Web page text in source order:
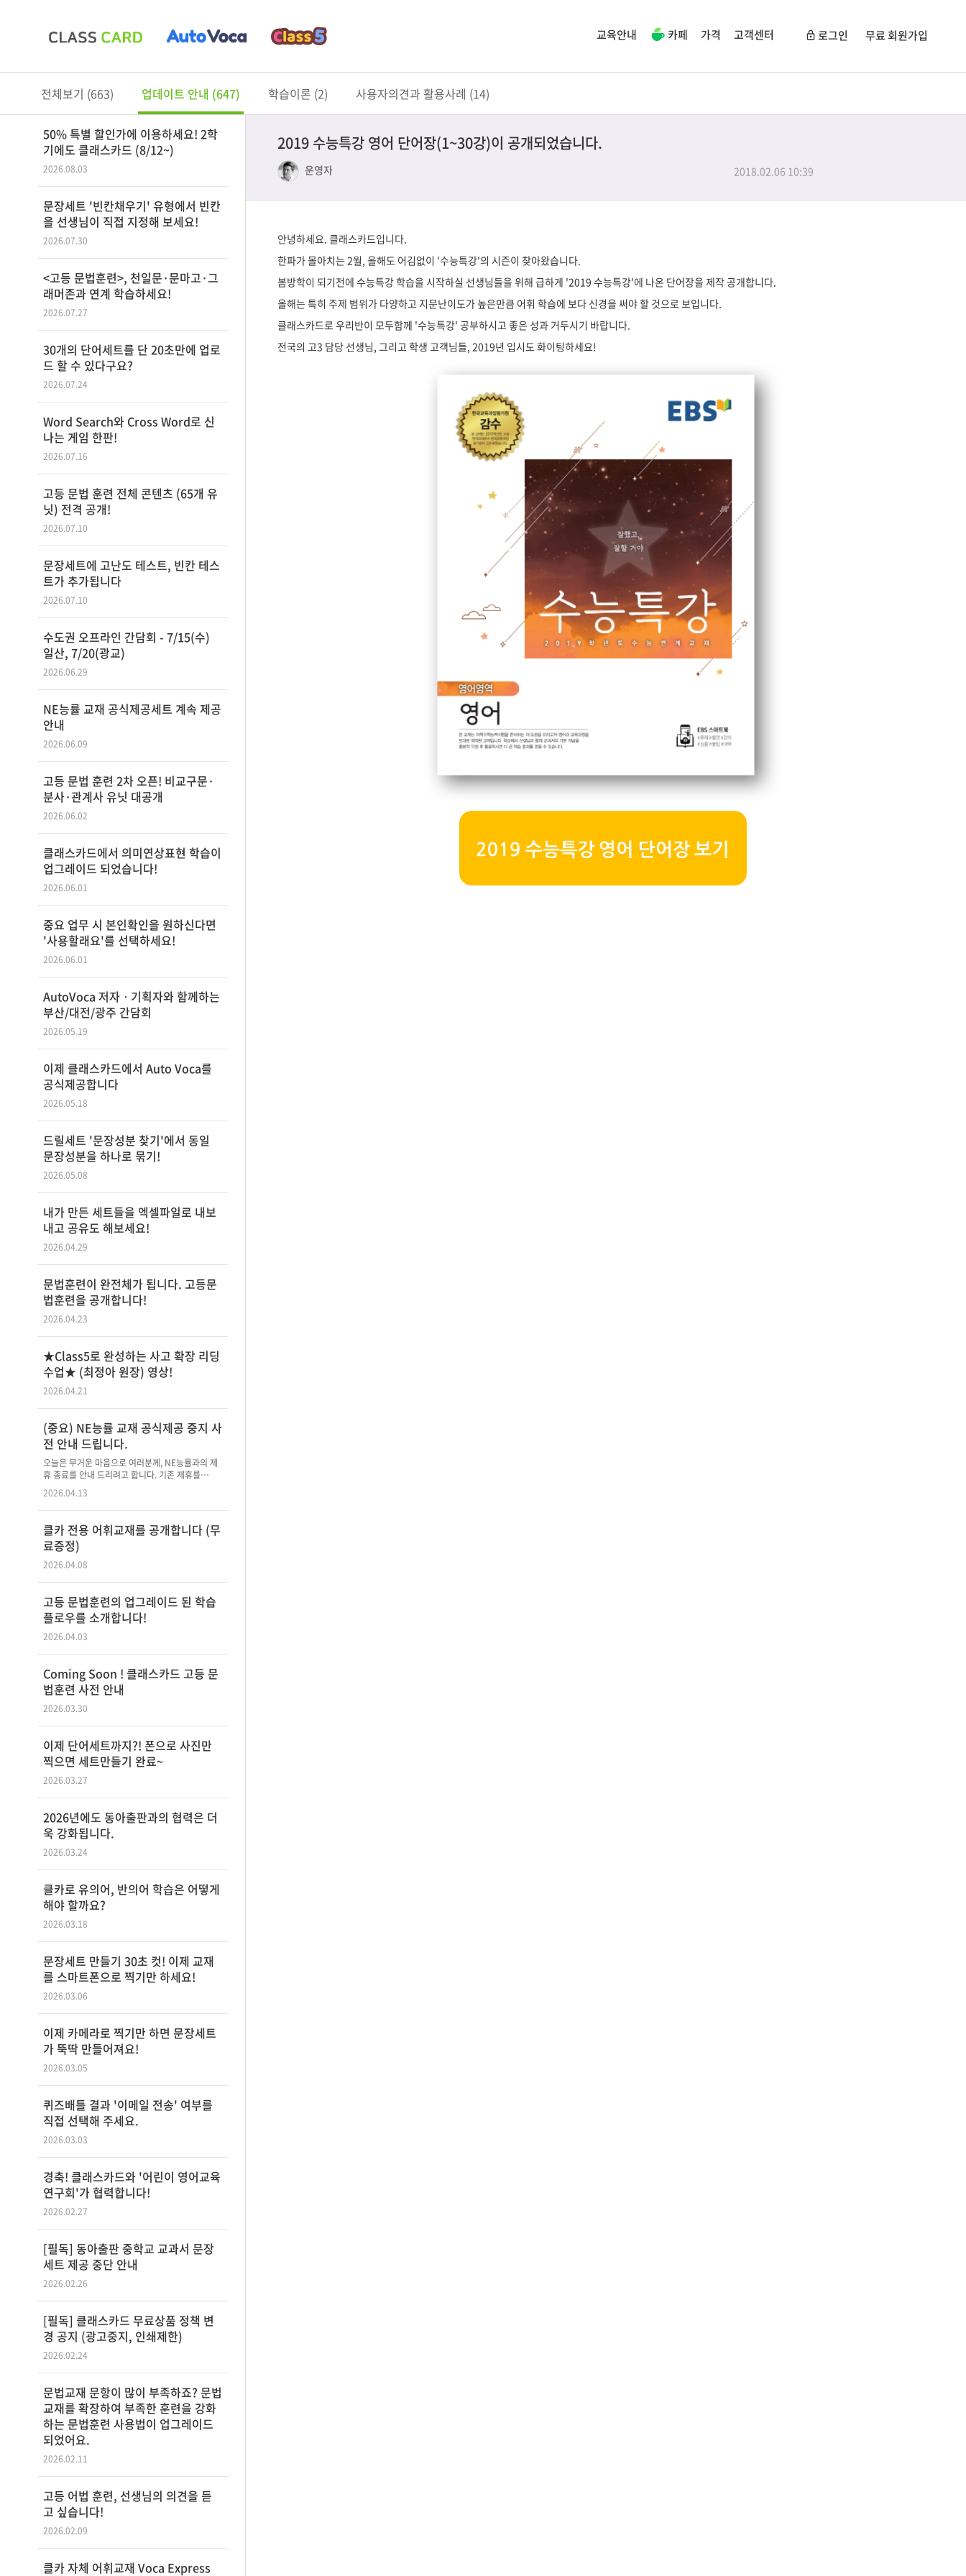
교육안내 카페 가격 고객센터 로그인 무료 회원가입
전체보기 (663) 업데이트 안내 (647) 학습이론 (2) 사용자의견과 활용사례 (14)
50% 특별 할인가에 이용하세요! 2학
기에도 클래스카드 (8/12~)
2026.08.03
문장세트 '빈칸채우기' 유형에서 빈칸
을 선생님이 직접 지정해 보세요!
2026.07.30
<고등 문법훈련>, 천일문·문마고·그
래머존과 연계 학습하세요!
2026.07.27
30개의 단어세트를 단 20초만에 업로
드 할 수 있다구요?
2026.07.24
Word Search와 Cross Word로 신
나는 게임 한판!
2026.07.16
고등 문법 훈련 전체 콘텐츠 (65개 유
닛) 전격 공개!
2026.07.10
문장세트에 고난도 테스트, 빈칸 테스
트가 추가됩니다
2026.07.10
수도권 오프라인 간담회 - 7/15(수)
일산, 7/20(광교)
2026.06.29
NE능률 교재 공식제공세트 계속 제공
안내
2026.06.09
고등 문법 훈련 2차 오픈! 비교구문·
분사·관계사 유닛 대공개
2026.06.02
클래스카드에서 의미연상표현 학습이
업그레이드 되었습니다!
2026.06.01
중요 업무 시 본인확인을 원하신다면
'사용할래요'를 선택하세요!
2026.06.01
AutoVoca 저자ㆍ기획자와 함께하는
부산/대전/광주 간담회
2026.05.19
이제 클래스카드에서 Auto Voca를
공식제공합니다
2026.05.18
드릴세트 '문장성분 찾기'에서 동일
문장성분을 하나로 묶기!
2026.05.08
내가 만든 세트들을 엑셀파일로 내보
내고 공유도 해보세요!
2026.04.29
문법훈련이 완전체가 됩니다. 고등문
법훈련을 공개합니다!
2026.04.23
★Class5로 완성하는 사고 확장 리딩
수업★ (최정아 원장) 영상!
2026.04.21
(중요) NE능률 교재 공식제공 중지 사
전 안내 드립니다.
오늘은 무거운 마음으로 여러분께, NE능률과의 제
휴 종료를 안내 드리려고 합니다. 기존 제휴를…
2026.04.13
클카 전용 어휘교재를 공개합니다 (무
료증정)
2026.04.08
고등 문법훈련의 업그레이드 된 학습
플로우를 소개합니다!
2026.04.03
Coming Soon ! 클래스카드 고등 문
법훈련 사전 안내
2026.03.30
이제 단어세트까지?! 폰으로 사진만
찍으면 세트만들기 완료~
2026.03.27
2026년에도 동아출판과의 협력은 더
욱 강화됩니다.
2026.03.24
클카로 유의어, 반의어 학습은 어떻게
해야 할까요?
2026.03.18
문장세트 만들기 30초 컷! 이제 교재
를 스마트폰으로 찍기만 하세요!
2026.03.06
이제 카메라로 찍기만 하면 문장세트
가 뚝딱 만들어져요!
2026.03.05
퀴즈배틀 결과 '이메일 전송' 여부를
직접 선택해 주세요.
2026.03.03
경축! 클래스카드와 '어린이 영어교육
연구회'가 협력합니다!
2026.02.27
[필독] 동아출판 중학교 교과서 문장
세트 제공 중단 안내
2026.02.26
[필독] 클래스카드 무료상품 정책 변
경 공지 (광고중지, 인쇄제한)
2026.02.24
문법교재 문항이 많이 부족하죠? 문법
교재를 확장하여 부족한 훈련을 강화
하는 문법훈련 사용법이 업그레이드
되었어요.
2026.02.11
고등 어법 훈련, 선생님의 의견을 듣
고 싶습니다!
2026.02.09
클카 자체 어휘교재 Voca Express
2019 수능특강 영어 단어장(1~30강)이 공개되었습니다.
운영자 2018.02.06 10:39
안녕하세요. 클래스카드입니다.
한파가 몰아치는 2월, 올해도 어김없이 '수능특강'의 시즌이 찾아왔습니다.
봄방학이 되기전에 수능특강 학습을 시작하실 선생님들을 위해 급하게 '2019 수능특강'에 나온 단어장을 제작 공개합니다.
올해는 특히 주제 범위가 다양하고 지문난이도가 높은만큼 어휘 학습에 보다 신경을 써야 할 것으로 보입니다.
클래스카드로 우리반이 모두함께 '수능특강' 공부하시고 좋은 성과 거두시기 바랍니다.
전국의 고3 담당 선생님, 그리고 학생 고객님들, 2019년 입시도 화이팅하세요!